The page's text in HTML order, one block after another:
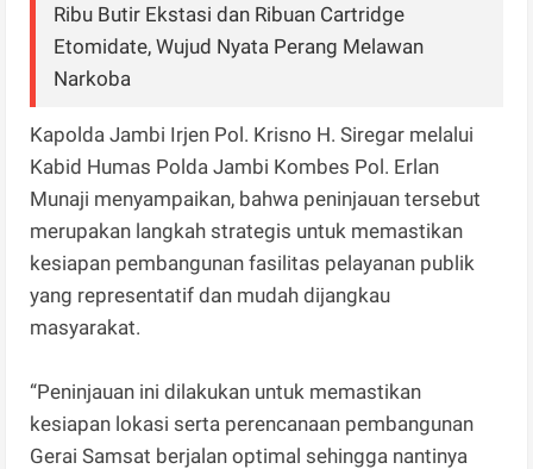
Ribu Butir Ekstasi dan Ribuan Cartridge
Etomidate, Wujud Nyata Perang Melawan
Narkoba
Kapolda Jambi Irjen Pol. Krisno H. Siregar melalui
Kabid Humas Polda Jambi Kombes Pol. Erlan
Munaji menyampaikan, bahwa peninjauan tersebut
merupakan langkah strategis untuk memastikan
kesiapan pembangunan fasilitas pelayanan publik
yang representatif dan mudah dijangkau
masyarakat.
“Peninjauan ini dilakukan untuk memastikan
kesiapan lokasi serta perencanaan pembangunan
Gerai Samsat berjalan optimal sehingga nantinya